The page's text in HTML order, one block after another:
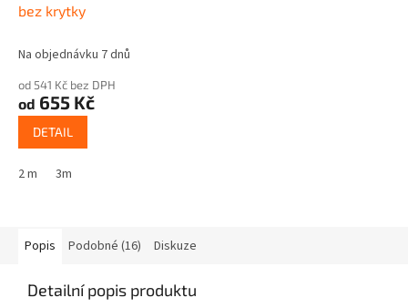
bez krytky
Na objednávku 7 dnů
od 541 Kč bez DPH
od 655 Kč
DETAIL
2 m 3m
Popis Podobné (16) Diskuze
Detailní popis produktu